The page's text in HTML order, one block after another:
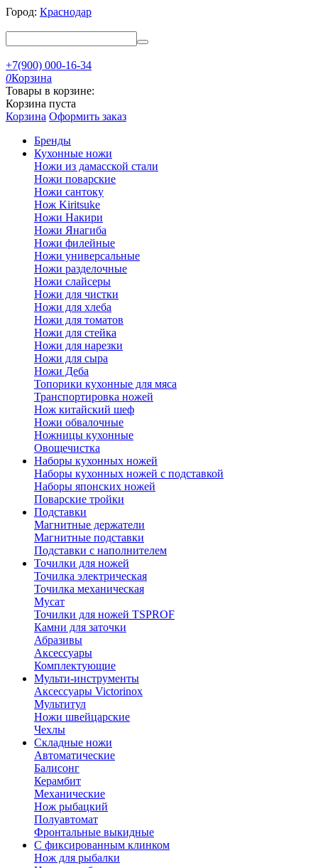
Город: Краснодар
+7(900) 000-16-34
0Корзина
Товары в корзине:
Корзина пуста
Корзина Оформить заказ
Бренды
Кухонные ножи
Ножи из дамасской стали
Ножи поварские
Ножи сантоку
Нож Kiritsuke
Ножи Накири
Ножи Янагиба
Ножи филейные
Ножи универсальные
Ножи разделочные
Ножи слайсеры
Ножи для чистки
Ножи для хлеба
Ножи для томатов
Ножи для стейка
Ножи для нарезки
Ножи для сыра
Ножи Деба
Топорики кухонные для мяса
Транспортировка ножей
Нож китайский шеф
Ножи обвалочные
Ножницы кухонные
Овощечистка
Наборы кухонных ножей
Наборы кухонных ножей с подставкой
Наборы японских ножей
Поварские тройки
Подставки
Магнитные держатели
Магнитные подставки
Подставки с наполнителем
Точилки для ножей
Точилка электрическая
Точилка механическая
Мусат
Точилки для ножей TSPROF
Камни для заточки
Абразивы
Аксессуары
Комплектующие
Мульти-инструменты
Аксессуары Victorinox
Мультитул
Ножи швейцарские
Чехлы
Складные ножи
Автоматические
Балисонг
Керамбит
Механические
Нож рыбацкий
Полуавтомат
Фронтальные выкидные
С фиксированным клинком
Нож для рыбалки